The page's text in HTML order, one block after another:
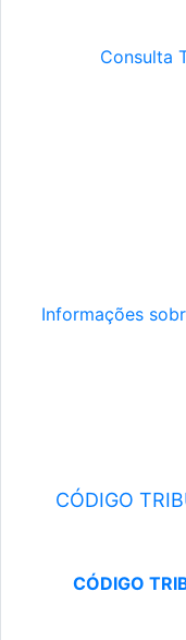
Consulta
Informações
CÓDIGO
CÓDIGO